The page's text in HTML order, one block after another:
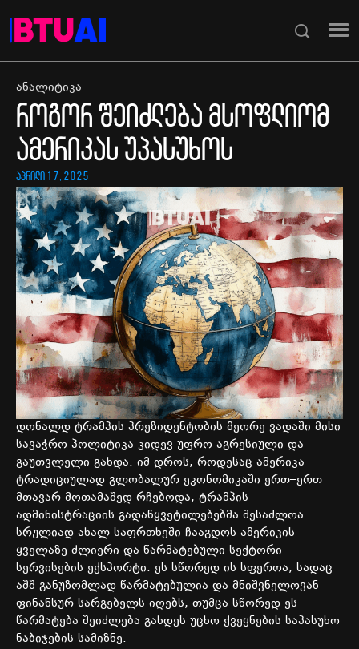
ანალიტიკა
როგორ შეიძლება მსოფლიომ
ამერიკას უპასუხოს
აპრილი 17, 2025
დონალდ ტრამპის პრეზიდენტობის მეორე ვადაში მისი
სავაჭრო პოლიტიკა კიდევ უფრო აგრესიული და
გაუთვლელი გახდა. იმ დროს, როდესაც ამერიკა
ტრადიციულად გლობალურ ეკონომიკაში ერთ–ერთ
მთავარ მოთამაშედ რჩებოდა, ტრამპის
ადმინისტრაციის გადაწყვეტილებებმა შესაძლოა
სრულიად ახალ საფრთხეში ჩააგდოს ამერიკის
ყველაზე ძლიერი და წარმატებული სექტორი —
სერვისების ექსპორტი. ეს სწორედ ის სფეროა, სადაც
აშშ განუზომლად წარმატებულია და მნიშვნელოვან
ფინანსურ სარგებელს იღებს, თუმცა სწორედ ეს
წარმატება შეიძლება გახდეს უცხო ქვეყნების საპასუხო
ნაბიჯების სამიზნე.